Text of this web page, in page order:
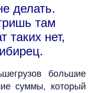
делать.
там
таких нет,
большие
суммы, который